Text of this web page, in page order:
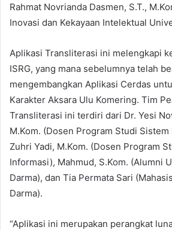
Rahmat Novrianda Dasmen, S.T.,
Inovasi dan Kekayaan Intelektual
Aplikasi Transliterasi ini melengkapi
ISRG, yang mana sebelumnya telah
mengembangkan Aplikasi Cerdas
Karakter Aksara Ulu Komering. Tim
Transliterasi ini terdiri dari Dr. Yesi
M.Kom. (Dosen Program Studi
Zuhri Yadi, M.Kom. (Dosen Program
Informasi), Mahmud, S.Kom. (Alumni
Darma), dan Tia Permata Sari
Darma).
“Aplikasi ini merupakan perangkat